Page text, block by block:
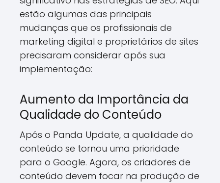
estão algumas das principais
mudanças que os profissionais de
marketing digital e proprietários de sites
precisaram considerar após sua
implementação:
Aumento da Importância da
Qualidade do Conteúdo
Após o Panda Update, a qualidade do
conteúdo se tornou uma prioridade
para o Google. Agora, os criadores de
conteúdo devem focar na produção de